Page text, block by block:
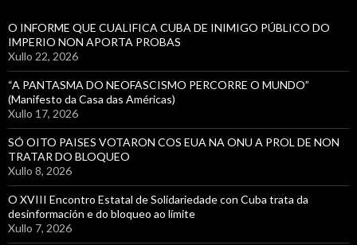
O INFORME QUE CUALIFICA CUBA DE INIMIGO PÚBLICO DO
IMPERIO NON APORTA PROBAS
Xullo 22, 2026
“A PANTASMA DO NEOFASCISMO PERCORRE O MUNDO”
(Manifesto da Casa das Américas)
Xullo 17, 2026
SÓ OITO PAISES VOTARON COS EUA NA ONU A PROL DE NON
TRATAR DO BLOQUEO
Xullo 8, 2026
O XVIII Encontro Estatal de Solidariedade con Cuba trata da
desinformación e do bloqueo ao límite
Xullo 7, 2026